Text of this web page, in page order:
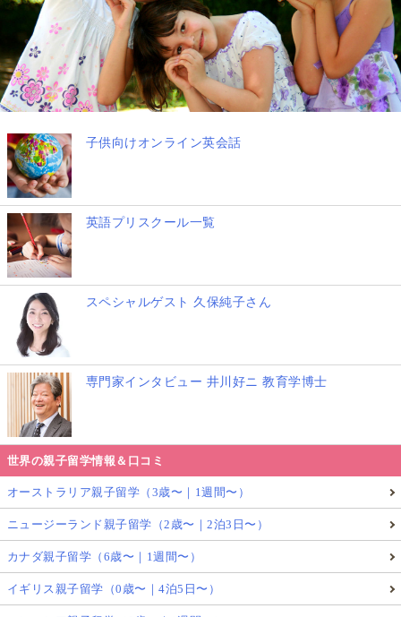
子供向けオンライン英会話
英語プリスクール一覧
スペシャルゲスト 久保純子さん
専門家インタビュー 井川好ニ 教育学博士
世界の親子留学情報＆口コミ
オーストラリア親子留学（3歳〜｜1週間〜）
ニュージーランド親子留学（2歳〜｜2泊3日〜）
カナダ親子留学（6歳〜｜1週間〜）
イギリス親子留学（0歳〜｜4泊5日〜）